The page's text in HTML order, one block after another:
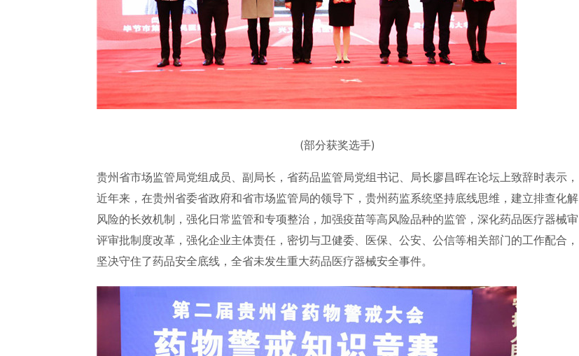
(部分获奖选手)
贵州省市场监管局党组成员、副局长，省药品监管局党组书记、局长廖昌晖在论坛上致辞时表示，
近年来，在贵州省委省政府和省市场监管局的领导下，贵州药监系统坚持底线思维，建立排查化解
风险的长效机制，强化日常监管和专项整治，加强疫苗等高风险品种的监管，深化药品医疗器械审
评审批制度改革，强化企业主体责任，密切与卫健委、医保、公安、公信等相关部门的工作配合，
坚决守住了药品安全底线，全省未发生重大药品医疗器械安全事件。